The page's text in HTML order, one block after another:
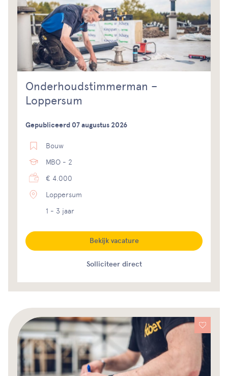
Onderhoudstimmerman –
Loppersum
Gepubliceerd 07 augustus 2026
Bouw
MBO - 2
€ 4.000
Loppersum
1 - 3 jaar
Solliciteer direct
Bekijk vacature